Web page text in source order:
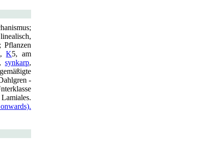
Pflanzen
K5, am
synkarp,
-